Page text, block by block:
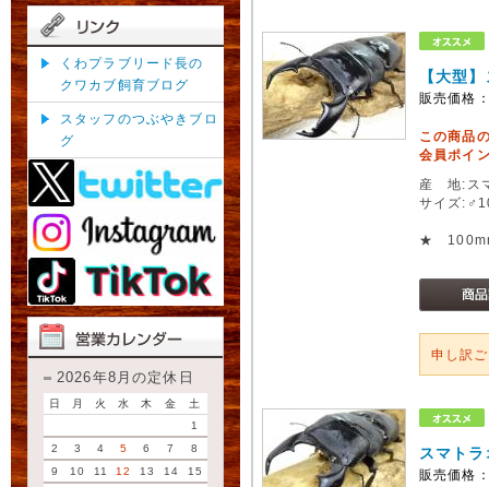
くわプラブリード長の
クワカブ飼育ブログ
スタッフのつぶやきブロ
グ
2026年8月の定休日
日 月 火 水 木 金
土
1
2
3 4 5 6 7
8
9
10 11 12 13 14
15
【大型
販売価格
この商品
会員ポイ
産 地:ス
サイズ
★
申し訳
スマト
販売価格